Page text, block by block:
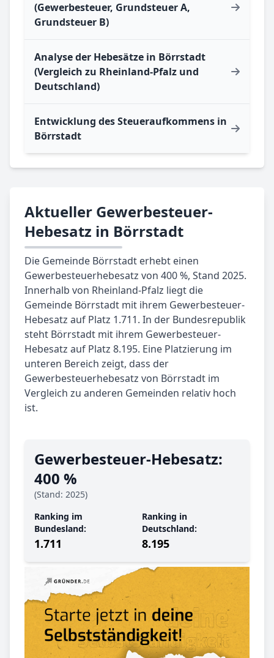
(Gewerbesteuer, Grundsteuer A,
Grundsteuer B)
Analyse der Hebesätze in Börrstadt
(Vergleich zu Rheinland-Pfalz und
Deutschland)
Entwicklung des Steueraufkommens in
Börrstadt
Aktueller Gewerbesteuer-
Hebesatz in Börrstadt
Die Gemeinde Börrstadt erhebt einen
Gewerbesteuerhebesatz von 400 %, Stand 2025.
Innerhalb von Rheinland-Pfalz liegt die
Gemeinde Börrstadt mit ihrem Gewerbesteuer-
Hebesatz auf Platz 1.711. In der Bundesrepublik
steht Börrstadt mit ihrem Gewerbesteuer-
Hebesatz auf Platz 8.195. Eine Platzierung im
unteren Bereich zeigt, dass der
Gewerbesteuerhebesatz von Börrstadt im
Vergleich zu anderen Gemeinden relativ hoch
ist.
Gewerbe­steuer-Hebe­satz:
400 %
(Stand: 2025)
Ranking im
Bundesland:
1.711
Ranking in
Deutschland:
8.195